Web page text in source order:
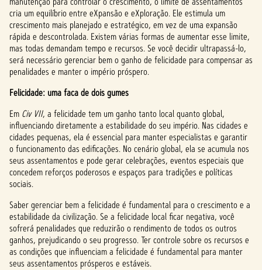
cria um equilíbrio entre eXpansão e eXploração. Ele estimula um
crescimento mais planejado e estratégico, em vez de uma expansão
rápida e descontrolada. Existem várias formas de aumentar esse limite,
mas todas demandam tempo e recursos. Se você decidir ultrapassá-lo,
será necessário gerenciar bem o ganho de felicidade para compensar as
penalidades e manter o império próspero.
Felicidade: uma faca de dois gumes
Em Civ VII, a felicidade tem um ganho tanto local quanto global,
influenciando diretamente a estabilidade do seu império. Nas cidades e
cidades pequenas, ela é essencial para manter especialistas e garantir
o funcionamento das edificações. No cenário global, ela se acumula nos
seus assentamentos e pode gerar celebrações, eventos especiais que
concedem reforços poderosos e espaços para tradições e políticas
sociais.
Saber gerenciar bem a felicidade é fundamental para o crescimento e a
estabilidade da civilização. Se a felicidade local ficar negativa, você
sofrerá penalidades que reduzirão o rendimento de todos os outros
ganhos, prejudicando o seu progresso. Ter controle sobre os recursos e
as condições que influenciam a felicidade é fundamental para manter
seus assentamentos prósperos e estáveis.